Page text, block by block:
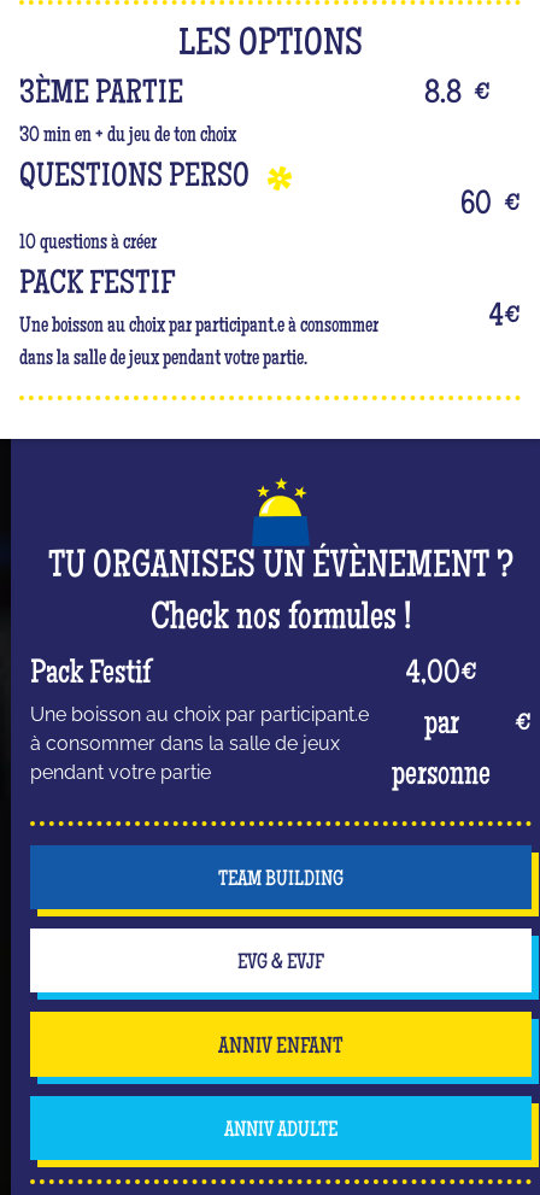
Mais n'oublie pas que tu es surtout là pour t'amuser
et passer un moment inoubliable dont elle sera le
LES OPTIONS
3ÈME PARTIE
30 min en + du jeu de ton choix
8.8 €
QUESTIONS PERSO
10 questions à créer
60 €
PACK FESTIF
Une boisson au choix par participant.e à consommer
dans la salle de jeux pendant votre partie.
4€
TU ORGANISES UN ÉVÈNEMENT ?
Check nos formules !
Pack Festif
Une boisson au choix par participant.e
à consommer dans la salle de jeux
pendant votre partie
4,00€
par
personne
€
TEAM BUILDING
EVG & EVJF
ANNIV ENFANT
ANNIV ADULTE